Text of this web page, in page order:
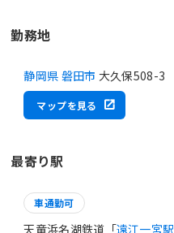
勤務地
静岡県 磐田市 大久保508-3
マップを見る
最寄り駅
車通勤可
天竜浜名湖鉄道「遠江一宮駅